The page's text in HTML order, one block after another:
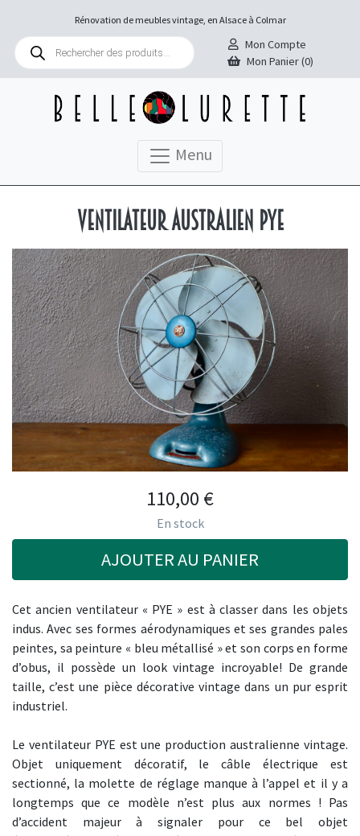
Rénovation de meubles vintage, en Alsace à Colmar
Recherche
produits
Mon Compte
Mon Panier (0)
Menu
Ventilateur australien PYE
110,00 €
En stock
AJOUTER AU PANIER
Cet ancien ventilateur « PYE » est à classer dans les objets
indus. Avec ses formes aérodynamiques et ses grandes pales
peintes, sa peinture « bleu métallisé » et son corps en forme
d’obus, il possède un look vintage incroyable! De grande
taille, c’est une pièce décorative vintage dans un pur esprit
industriel.
Le ventilateur PYE est une production australienne vintage.
Objet uniquement décoratif, le câble électrique est
sectionné, la molette de réglage manque à l’appel et il y a
longtemps que ce modèle n’est plus aux normes ! Pas
d’accident majeur à signaler pour ce bel objet